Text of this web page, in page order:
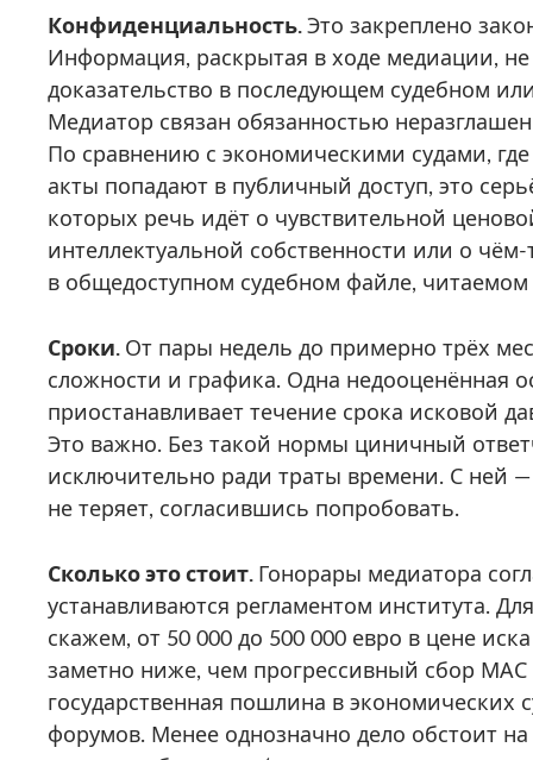
Конфиденциальность.Это закреплено
Информация, раскрытая в ходе медиации,
доказательство в последующем судебном
Медиатор связан обязанностью
По сравнению с экономическими судами,
акты попадают в публичный доступ, это
которых речь идёт о чувствительной
интеллектуальной собственности или о
в общедоступном судебном файле, читаемом
Сроки. От пары недель до примерно трёх
сложности и графика. Одна недооценённая
приостанавливает течение срока исковой
Это важно. Без такой нормы циничный
исключительно ради траты времени. С ней
не теряет, согласившись попробовать.
Сколько это стоит. Гонорары медиатора
устанавливаются регламентом института.
скажем, от 50 000 до 500 000 евро в цене
заметно ниже, чем прогрессивный сбор
государственная пошлина в экономических
форумов. Менее однозначно дело обстоит